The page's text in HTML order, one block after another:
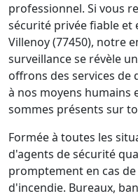
professionnel. Si vous
sécurité privée fiable et
Villenoy (77450), notre
surveillance se révèle
offrons des services de
à nos moyens humains
sommes présents sur
Formée à toutes les
d'agents de sécurité
promptement en cas
d'incendie. Bureaux,